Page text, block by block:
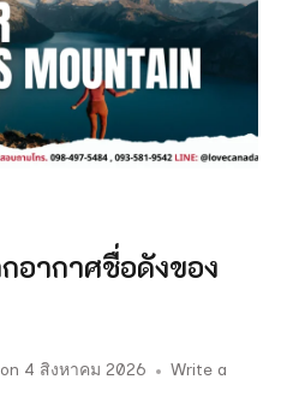
อากาศชื่อดังของ
4 สิงหาคม 2026
Write a